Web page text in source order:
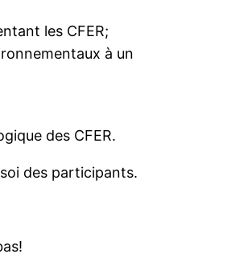
les CFER;
à un
des CFER.
des participants.